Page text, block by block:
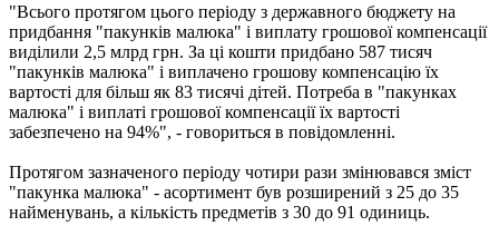
"Всього протягом цього періоду з державного бюджету на
придбання "пакунків малюка" і виплату грошової компенсації
виділили 2,5 млрд грн. За ці кошти придбано 587 тисяч
"пакунків малюка" і виплачено грошову компенсацію їх
вартості для більш як 83 тисячі дітей. Потреба в "пакунках
малюка" і виплаті грошової компенсації їх вартості
забезпечено на 94%", - говориться в повідомленні.
Протягом зазначеного періоду чотири рази змінювався зміст
"пакунка малюка" - асортимент був розширений з 25 до 35
найменувань, а кількість предметів з 30 до 91 одиниць.